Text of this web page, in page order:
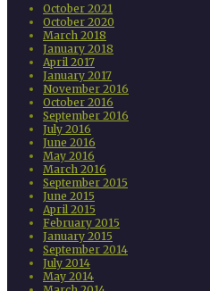
October 2021
October 2020
March 2018
January 2018
April 2017
January 2017
November 2016
October 2016
September 2016
July 2016
June 2016
May 2016
March 2016
September 2015
June 2015
April 2015
February 2015
January 2015
September 2014
July 2014
May 2014